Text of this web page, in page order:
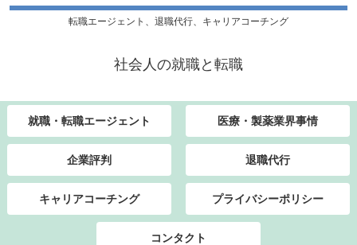
転職エージェント、退職代行、キャリアコーチング
社会人の就職と転職
就職・転職エージェント 医療・製薬業界事情
企業評判 退職代行
キャリアコーチング プライバシーポリシー
コンタクト